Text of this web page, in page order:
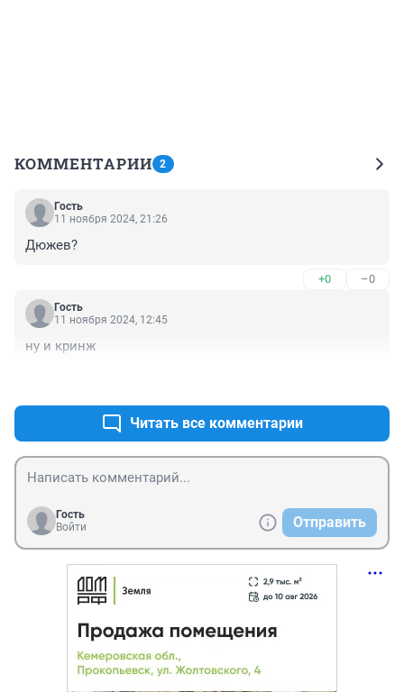
КОММЕНТАРИИ 2
Гость
11 ноября 2024, 21:26
Дюжев?
+0 –0
Гость
11 ноября 2024, 12:45
ну и кринж
Читать все комментарии
Гость
Войти
Отправить